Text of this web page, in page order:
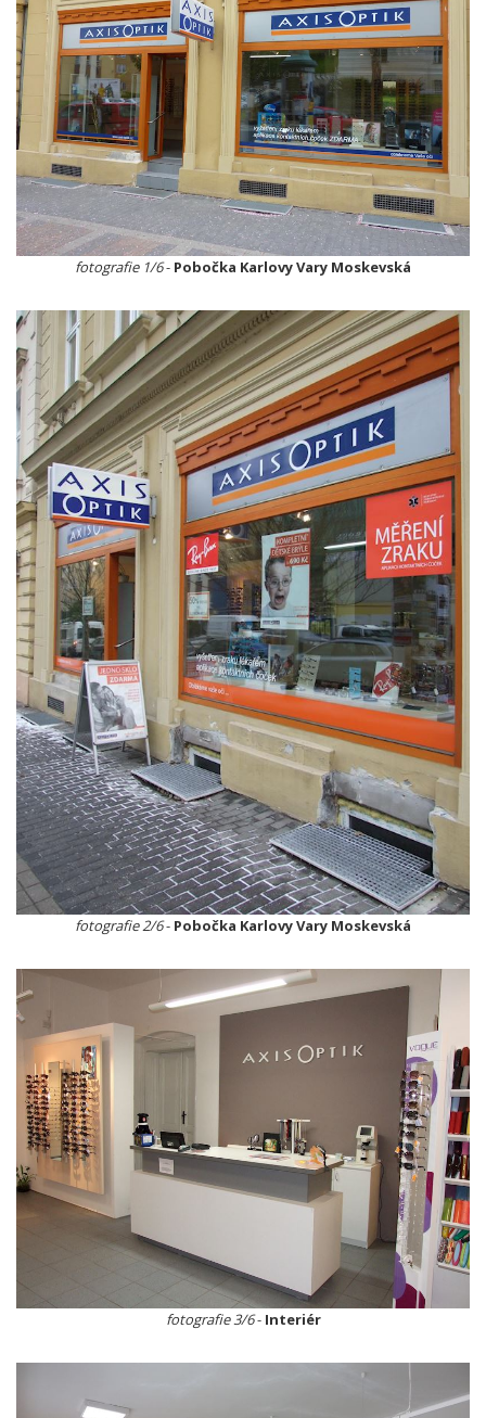
fotografie 1/6- Pobočka Karlovy Vary Moskevská
fotografie 2/6- Pobočka Karlovy Vary Moskevská
fotografie 3/6- Interiér